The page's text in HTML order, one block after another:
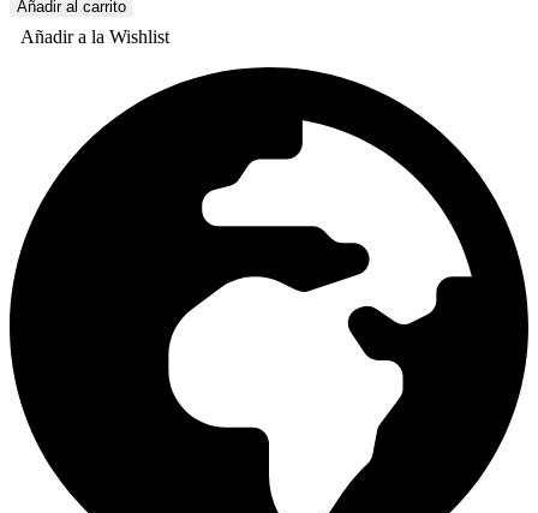
Añadir al carrito
Añadir a la Wishlist